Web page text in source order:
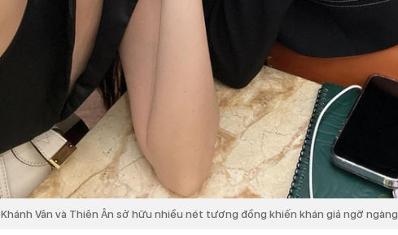
Khánh Vân và Thiên Ân sở hữu nhiều nét tương đồng khiến khán giả ngỡ ngàng